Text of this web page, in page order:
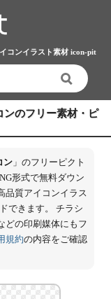
コンイラスト素材 icon-pit
ンのフリー素材・ピ
ン」のフリーピクト
形式で無料ダウン
品質アイコンイラス
できます。 チラシ
どの印刷媒体にもフ
規約の内容をご確認